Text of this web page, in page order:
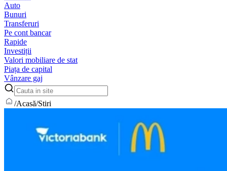
Auto
Bunuri
Transferuri
Pe cont bancar
Rapide
Investiții
Valori mobiliare de stat
Piața de capital
Vânzare gaj
/Acasă/Stiri